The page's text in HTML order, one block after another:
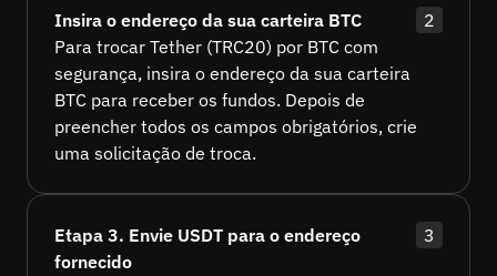
Insira o endereço da sua carteira BTC
2
Para trocar Tether (TRC20) por BTC com
segurança, insira o endereço da sua carteira
BTC para receber os fundos. Depois de
preencher todos os campos obrigatórios, crie
uma solicitação de troca.
Etapa 3. Envie USDT para o endereço
fornecido
3